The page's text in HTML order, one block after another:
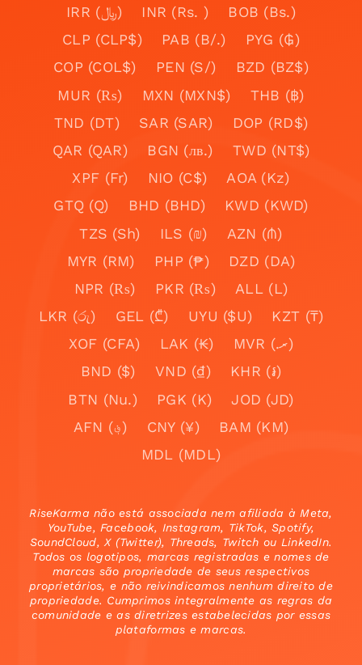
IRR (﷼)
INR (Rs. )
BOB (Bs.)
CLP (CLP$)
PAB (B/.)
PYG (₲)
COP (COL$)
PEN (S/)
BZD (BZ$)
MUR (₨)
MXN (MXN$)
THB (฿)
TND (DT)
SAR (SAR)
DOP (RD$)
QAR (QAR)
BGN (лв.)
TWD (NT$)
XPF (Fr)
NIO (C$)
AOA (Kz)
GTQ (Q)
BHD (BHD)
KWD (KWD)
TZS (Sh)
ILS (₪)
AZN (₼)
MYR (RM)
PHP (₱)
DZD (DA)
NPR (₨)
PKR (₨)
ALL (L)
LKR (රු)
GEL (₾) UYU ($U)
KZT (₸)
XOF (CFA)
LAK (₭)
MVR (.ރ)
BND ($)
VND (₫)
KHR (៛)
BTN (Nu.)
PGK (K)
JOD (JD)
AFN (؋)
CNY (¥)
BAM (KM)
MDL (MDL)
RiseKarma não está associada nem afiliada à Meta,
YouTube, Facebook, Instagram, TikTok, Spotify,
SoundCloud, X (Twitter), Threads, Twitch ou LinkedIn.
Todos os logotipos, marcas registradas e nomes de
marcas são propriedade de seus respectivos
proprietários, e não reivindicamos nenhum direito de
propriedade. Cumprimos integralmente as regras da
comunidade e as diretrizes estabelecidas por essas
plataformas e marcas.